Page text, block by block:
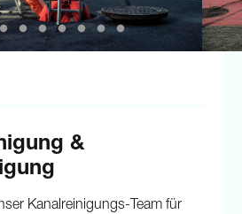
&
Kanalreinigungs-Team für